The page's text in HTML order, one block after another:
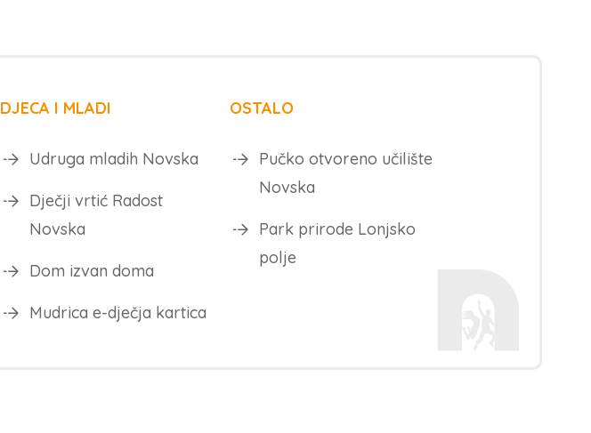
DJECA I MLADI
Udruga mladih Novska
Dječji vrtić Radost
Novska
Dom izvan doma
Mudrica e-dječja kartica
OSTALO
Pučko otvoreno učilište
Novska
Park prirode Lonjsko
polje